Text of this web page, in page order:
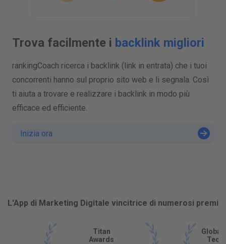
Trova facilmente i backlink migliori
rankingCoach ricerca i backlink (link in entrata) che i tuoi
concorrenti hanno sul proprio sito web e li segnala. Così
ti aiuta a trovare e realizzare i backlink in modo più
efficace ed efficiente.
Inizia ora
L'App di Marketing Digitale vincitrice di numerosi premi
Titan
Awards
Global
Tech